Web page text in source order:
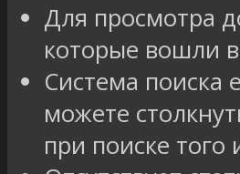
Для просмотра
которые вошли
Система поиска
можете
при поиске того